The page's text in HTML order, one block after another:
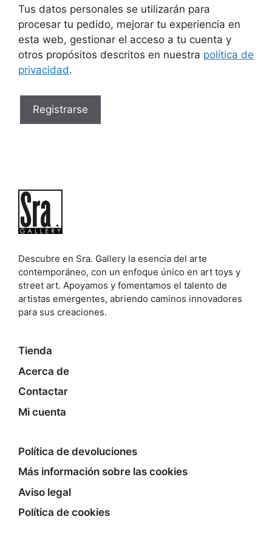
Tus datos personales se utilizarán para
procesar tu pedido, mejorar tu experiencia en
esta web, gestionar el acceso a tu cuenta y
otros propósitos descritos en nuestra política de
privacidad.
Registrarse
Descubre en Sra. Gallery la esencia del arte
contemporáneo, con un enfoque único en art toys y
street art. Apoyamos y fomentamos el talento de
artistas emergentes, abriendo caminos innovadores
para sus creaciones.
Tienda
Acerca de
Contactar
Mi cuenta
Política de devoluciones
Más información sobre las cookies
Aviso legal
Política de cookies